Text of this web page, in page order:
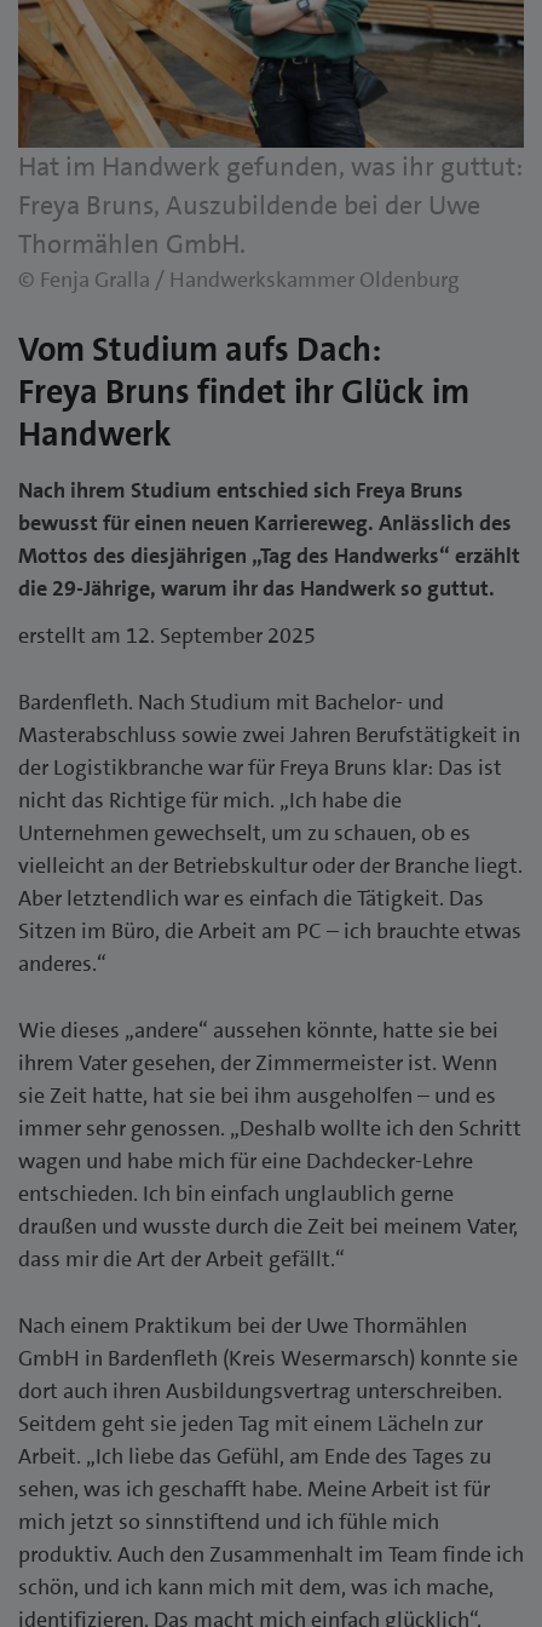
Hat im Handwerk gefunden, was ihr guttut:
Freya Bruns, Auszubildende bei der Uwe
Thormählen GmbH.
© Fenja Gralla / Handwerkskammer Oldenburg
Vom Studium aufs Dach:
Freya Bruns findet ihr Glück im
Handwerk
Nach ihrem Studium entschied sich Freya Bruns
bewusst für einen neuen Karriereweg. Anlässlich des
Mottos des diesjährigen „Tag des Handwerks“ erzählt
die 29-Jährige, warum ihr das Handwerk so guttut.
erstellt am 12. September 2025
Bardenfleth. Nach Studium mit Bachelor- und
Masterabschluss sowie zwei Jahren Berufstätigkeit in
der Logistikbranche war für Freya Bruns klar: Das ist
nicht das Richtige für mich. „Ich habe die
Unternehmen gewechselt, um zu schauen, ob es
vielleicht an der Betriebskultur oder der Branche liegt.
Aber letztendlich war es einfach die Tätigkeit. Das
Sitzen im Büro, die Arbeit am PC – ich brauchte etwas
anderes.“
Wie dieses „andere“ aussehen könnte, hatte sie bei
ihrem Vater gesehen, der Zimmermeister ist. Wenn
sie Zeit hatte, hat sie bei ihm ausgeholfen – und es
immer sehr genossen. „Deshalb wollte ich den Schritt
wagen und habe mich für eine Dachdecker-Lehre
entschieden. Ich bin einfach unglaublich gerne
draußen und wusste durch die Zeit bei meinem Vater,
dass mir die Art der Arbeit gefällt.“
Nach einem Praktikum bei der Uwe Thormählen
GmbH in Bardenfleth (Kreis Wesermarsch) konnte sie
dort auch ihren Ausbildungsvertrag unterschreiben.
Seitdem geht sie jeden Tag mit einem Lächeln zur
Arbeit. „Ich liebe das Gefühl, am Ende des Tages zu
sehen, was ich geschafft habe. Meine Arbeit ist für
mich jetzt so sinnstiftend und ich fühle mich
produktiv. Auch den Zusammenhalt im Team finde ich
schön, und ich kann mich mit dem, was ich mache,
identifizieren. Das macht mich einfach glücklich“,